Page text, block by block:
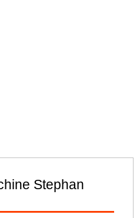
Stephan